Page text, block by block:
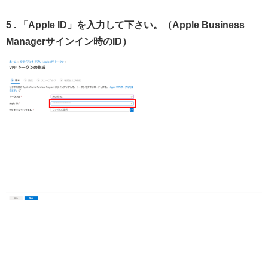
5 . 「Apple ID」を入力して下さい。（Apple Business
Managerサインイン時のID）